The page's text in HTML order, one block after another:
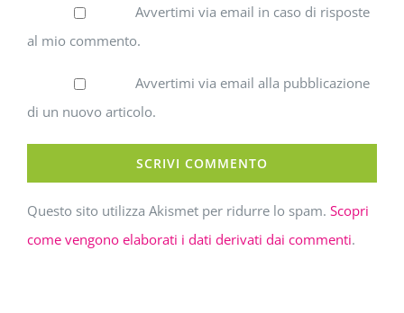
Avvertimi via email in caso di risposte
al mio commento.
Avvertimi via email alla pubblicazione
di un nuovo articolo.
Questo sito utilizza Akismet per ridurre lo spam. Scopri
come vengono elaborati i dati derivati dai commenti.